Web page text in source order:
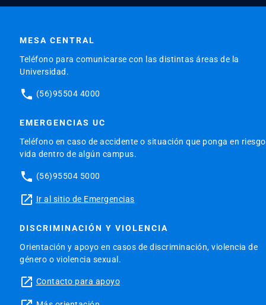
MESA CENTRAL
Teléfono para comunicarse con las distintas áreas de la
Universidad.
phone (56)95504 4000
EMERGENCIAS UC
Teléfono en caso de accidente o situación que ponga en
vida dentro de algún campus.
phone (56)95504 5000
launch Ir al sitio de Emergencias
DISCRIMINACIÓN Y VIOLENCIA
Orientación y apoyo en casos de discriminación, violencia de
género o violencia sexual.
launch Contacto para apoyo